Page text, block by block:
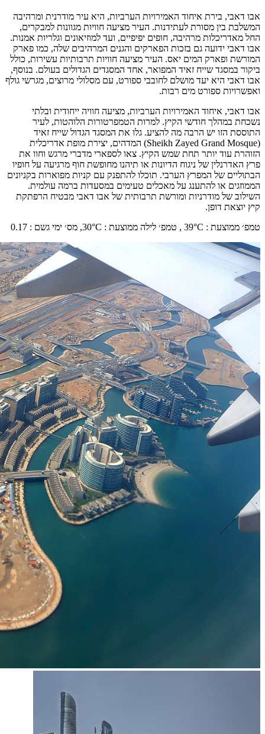
אבו דאבי, בירת איחוד האמירויות הערביות, היא עיר מודרנית ומרהיבה
המשלבת בין מסורת לעתידנות. העיר מציעה חוויות מגוונות למבקרים,
החל מאדריכלות מרהיבה, חופים יפיפיים, ועד למוזיאונים וגלריות אמנות.
אבו דאבי ידועה גם בזכות הפארקים והגנים המרהיבים שלה, כמו פארק
המורשת ופארק המים יאס. העיר מציעה חוויות תרבותיות עשירות, כולל
ביקור במסגד שייח זאיד המפואר, אחד המסגדים הגדולים בעולם. בנוסף,
אבו דאבי היא יעד מושלם לחובבי ספורט, עם מסלולי מרוצים, מגרשי גולף
ואפשרויות ספורט מים רבות.
אבו דאבי, איחוד האמירויות הערביות, מציעה חוויה ייחודית ובלתי
נשכחת במהלך חודשי הקיץ. למרות הטמפרטורות הלוהטות, לעיר
התוססת הזו יש הרבה מה להציע. גלו את המסגד הגדול שייח זאיד
(Sheikh Zayed Grand Mosque) המדהים, יצירת מופת אדריכלית
הזוהרת עוד יותר תחת שמש הקיץ. צאו לספארי מדברי מרגש וחוו את
פרץ האדרנלין של ניגוח הדיונות או תיהנו מחופשת חוף מרגיעה על חופיו
הבתוליים של המפרץ הערבי. תוכלו להתפנק עם קניות מפוארות בקניונים
הממוזגים או להתענג על מאכלים טעימים במסעדות ברמה עולמית.
השילוב של מודרניות ומורשת תרבותית של אבו דאבי מבטיח הרפתקת
קיץ יוצאת דופן.
טמפ׳ ממוצעת :
39°C , טמפ׳ לילה ממוצעת :
30°C, מס׳ ימי גשם :
0.17